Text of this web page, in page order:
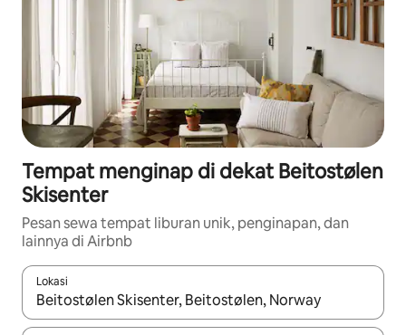
Tempat menginap di dekat Beitostølen
Skisenter
Pesan sewa tempat liburan unik, penginapan, dan
lainnya di Airbnb
Lokasi
Jika hasil yang dicari tersedia, telusuri dengan tombol panah